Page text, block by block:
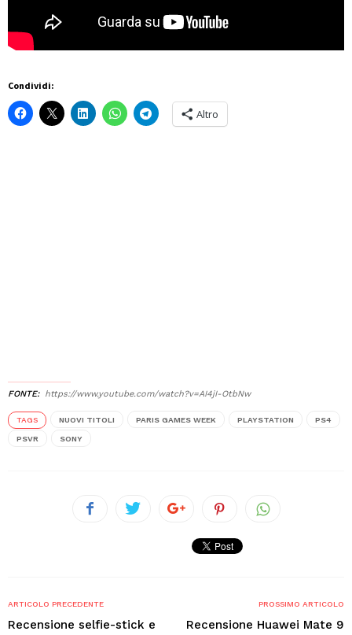
Condividi:
Altro
FONTE https://www.youtube.com/watch?v=AI4jI-OtbNw
TAGS NUOVI TITOLI PARIS GAMES WEEK PLAYSTATION PS4
PSVR SONY
ARTICOLO PRECEDENTE
Recensione selfie-stick e
PROSSIMO ARTICOLO
Recensione Huawei Mate 9